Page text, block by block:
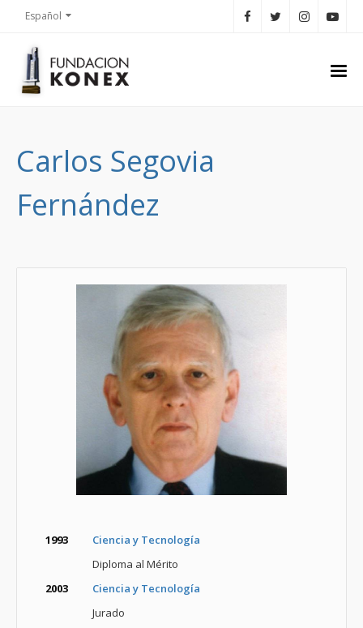
Español
Carlos Segovia
Fernández
1993
Ciencia y Tecnología
Diploma al Mérito
2003
Ciencia y Tecnología
Jurado